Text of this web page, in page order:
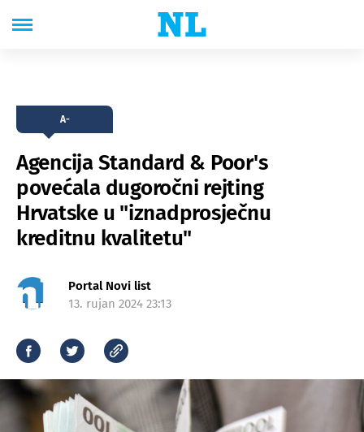
A-
Agencija Standard & Poor's
povećala dugoročni rejting
Hrvatske u "iznadprosječnu
kreditnu kvalitetu"
Portal Novi list
13. rujan 2024 23:13